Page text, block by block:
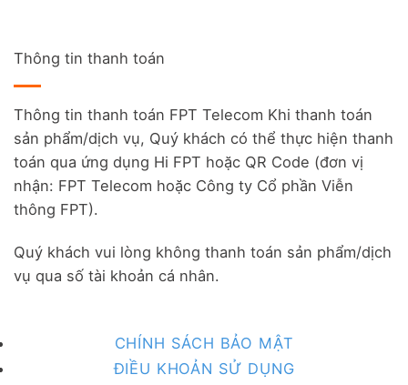
Thông tin thanh toán
Thông tin thanh toán FPT Telecom Khi thanh toán
sản phẩm/dịch vụ, Quý khách có thể thực hiện thanh
toán qua ứng dụng Hi FPT hoặc QR Code (đơn vị
nhận: FPT Telecom hoặc Công ty Cổ phần Viễn
thông FPT).
Quý khách vui lòng không thanh toán sản phẩm/dịch
vụ qua số tài khoản cá nhân.
CHÍNH SÁCH BẢO MẬT
ĐIỀU KHOẢN SỬ DỤNG